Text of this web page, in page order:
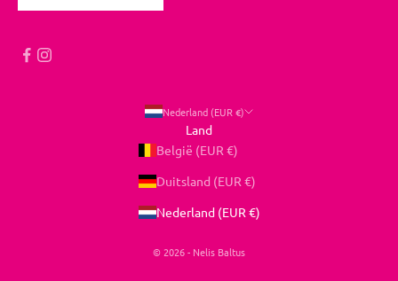
Nederland (EUR €)
Land
België (EUR €)
Duitsland (EUR €)
Nederland (EUR €)
© 2026 - Nelis Baltus